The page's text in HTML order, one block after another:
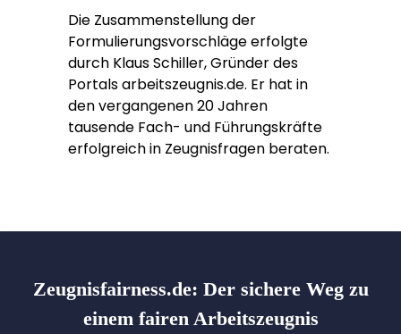
Die Zusammenstellung der
Formulierungsvorschläge erfolgte
durch Klaus Schiller, Gründer des
Portals arbeitszeugnis.de. Er hat in
den vergangenen 20 Jahren
tausende Fach- und Führungskräfte
erfolgreich in Zeugnisfragen beraten.
Zeugnisfairness.de: Der sichere Weg zu
einem fairen Arbeitszeugnis